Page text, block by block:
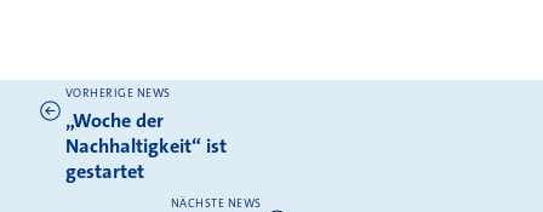
Weitere News
VORHERIGE NEWS
„Woche der
Nachhaltigkeit“ ist
gestartet
NÄCHSTE NEWS